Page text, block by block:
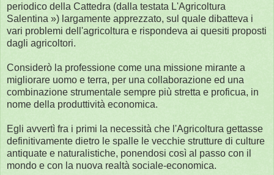
periodico della Cattedra (dalla testata L'Agricoltura
Salentina ») largamente apprezzato, sul quale dibatteva i
vari problemi dell'agricoltura e rispondeva ai quesiti proposti
dagli agricoltori.
Considerò la professione come una missione mirante a
migliorare uomo e terra, per una collaborazione ed una
combinazione strumentale sempre più stretta e proficua, in
nome della produttività economica.
Egli avvertì fra i primi la necessità che l'Agricoltura gettasse
definitivamente dietro le spalle le vecchie strutture di culture
antiquate e naturalistiche, ponendosi così al passo con il
mondo e con la nuova realtà sociale-economica.